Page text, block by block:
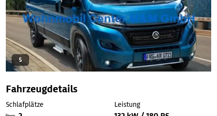
5
Fahrzeugdetails
Schlafplätze Leistung